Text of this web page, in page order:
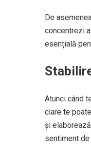
De
concentrezi
esențială
Atunci când
clare te
și
sentiment